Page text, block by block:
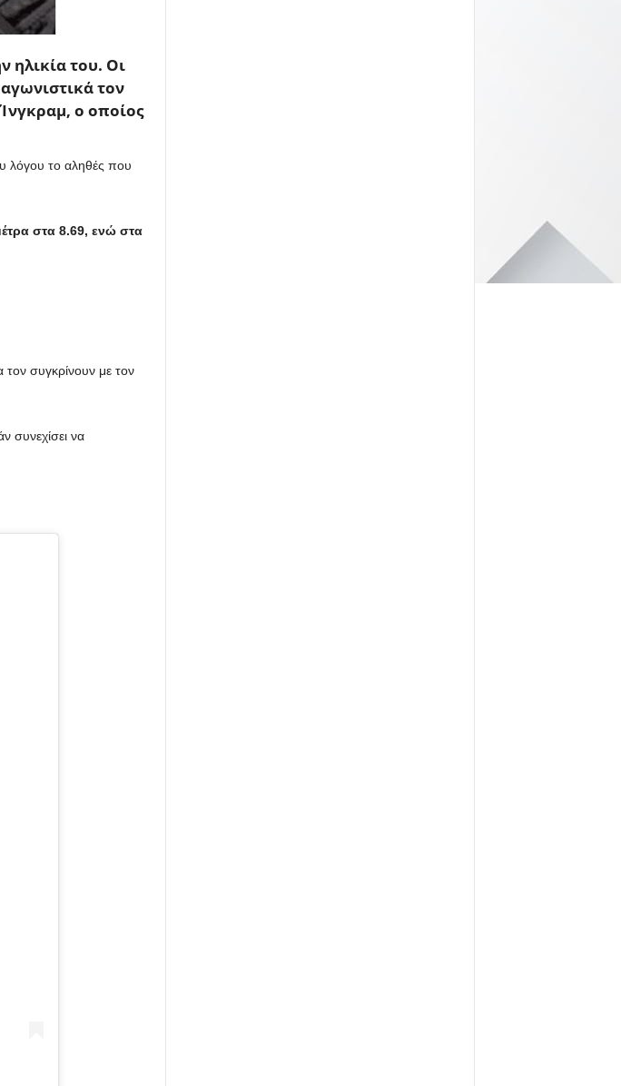
ηλικία του. Οι
τον
ο οποίος
λόγου το αληθές που
στα 8.69, ενώ στα
συγκρίνουν με τον
συνεχίσει να